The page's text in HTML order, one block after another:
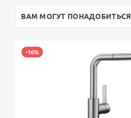
ВАМ МОГУТ ПОНАДОБИТЬСЯ
-16%